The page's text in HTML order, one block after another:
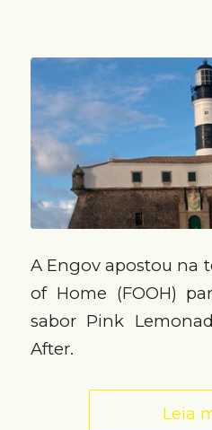
A Engov apostou na
of Home (FOOH)
sabor Pink
After.
Leia